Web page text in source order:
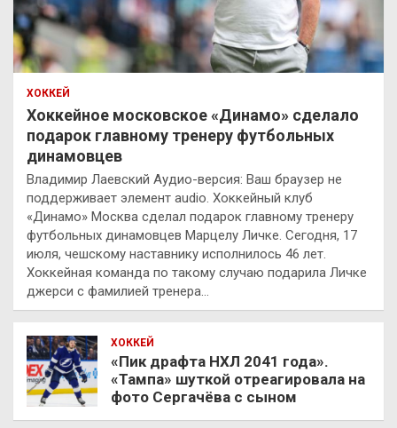
ХОККЕЙ
Хоккейное московское «Динамо» сделало
подарок главному тренеру футбольных
динамовцев
Владимир Лаевский Аудио-версия: Ваш браузер не
поддерживает элемент audio. Хоккейный клуб
«Динамо» Москва сделал подарок главному тренеру
футбольных динамовцев Марцелу Личке. Сегодня, 17
июля, чешскому наставнику исполнилось 46 лет.
Хоккейная команда по такому случаю подарила Личке
джерси с фамилией тренера…
ХОККЕЙ
«Пик драфта НХЛ 2041 года».
«Тампа» шуткой отреагировала на
фото Сергачёва с сыном